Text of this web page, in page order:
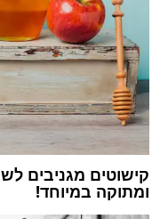
קישוטים מגניבים
ומתוקה במיוחד!